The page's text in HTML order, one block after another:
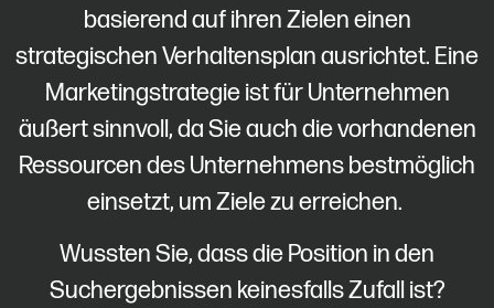
basierend auf ihren Zielen einen
strategischen Verhaltensplan ausrichtet. Eine
Marketingstrategie ist für Unternehmen
äußert sinnvoll, da Sie auch die vorhandenen
Ressourcen des Unternehmens bestmöglich
einsetzt, um Ziele zu erreichen.
Wussten Sie, dass die Position in den
Suchergebnissen keinesfalls Zufall ist?